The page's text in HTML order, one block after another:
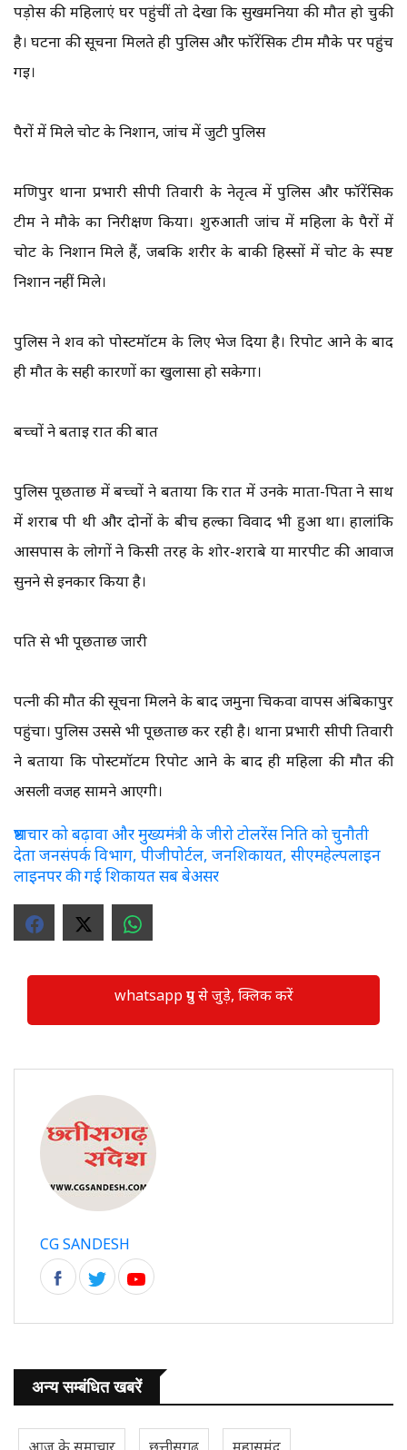
पड़ोस की महिलाएं घर पहुंचीं तो देखा कि सुखमनिया की मौत हो चुकी
है। घटना की सूचना मिलते ही पुलिस और फॉरेंसिक टीम मौके पर पहुंच
गई।
पैरों में मिले चोट के निशान, जांच में जुटी पुलिस
मणिपुर थाना प्रभारी सीपी तिवारी के नेतृत्व में पुलिस और फॉरेंसिक
टीम ने मौके का निरीक्षण किया। शुरुआती जांच में महिला के पैरों में
चोट के निशान मिले हैं, जबकि शरीर के बाकी हिस्सों में चोट के स्पष्ट
निशान नहीं मिले।
पुलिस ने शव को पोस्टमॉर्टम के लिए भेज दिया है। रिपोर्ट आने के बाद
ही मौत के सही कारणों का खुलासा हो सकेगा।
बच्चों ने बताई रात की बात
पुलिस पूछताछ में बच्चों ने बताया कि रात में उनके माता-पिता ने साथ
में शराब पी थी और दोनों के बीच हल्का विवाद भी हुआ था। हालांकि
आसपास के लोगों ने किसी तरह के शोर-शराबे या मारपीट की आवाज
सुनने से इनकार किया है।
पति से भी पूछताछ जारी
पत्नी की मौत की सूचना मिलने के बाद जमुना चिकवा वापस अंबिकापुर
पहुंचा। पुलिस उससे भी पूछताछ कर रही है। थाना प्रभारी सीपी तिवारी
ने बताया कि पोस्टमॉर्टम रिपोर्ट आने के बाद ही महिला की मौत की
असली वजह सामने आएगी।
भ्रष्टाचार को बढ़ावा और मुख्यमंत्री के जीरो टोलरेंस निति को चुनौती
देता जनसंपर्क विभाग, पीजीपोर्टल, जनशिकायत, सीएमहेल्पलाइन
लाइनपर की गई शिकायत सब बेअसर
whatsapp ग्रुप से जुड़े, क्लिक करें
CG SANDESH
अन्य सम्बंधित खबरें